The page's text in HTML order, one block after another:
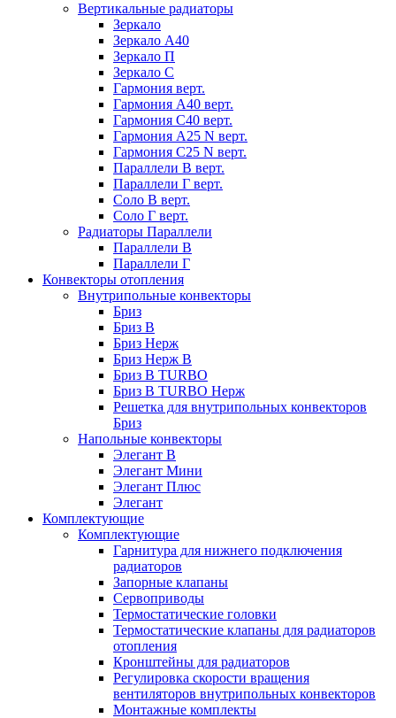
Вертикальные радиаторы
Зеркало
Зеркало А40
Зеркало П
Зеркало С
Гармония верт.
Гармония А40 верт.
Гармония С40 верт.
Гармония А25 N верт.
Гармония С25 N верт.
Параллели В верт.
Параллели Г верт.
Соло В верт.
Соло Г верт.
Радиаторы Параллели
Параллели В
Параллели Г
Конвекторы отопления
Внутрипольные конвекторы
Бриз
Бриз В
Бриз Нерж
Бриз Нерж В
Бриз В TURBO
Бриз В TURBO Нерж
Решетка для внутрипольных конвекторов
Бриз
Напольные конвекторы
Элегант В
Элегант Мини
Элегант Плюс
Элегант
Комплектующие
Комплектующие
Гарнитура для нижнего подключения
радиаторов
Запорные клапаны
Сервоприводы
Термостатические головки
Термостатические клапаны для радиаторов
отопления
Кронштейны для радиаторов
Регулировка скорости вращения
вентиляторов внутрипольных конвекторов
Монтажные комплекты